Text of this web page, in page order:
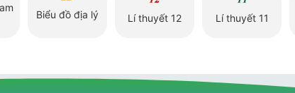
Biểu đồ địa lý Lí thuyết 12 Lí thuyết 11